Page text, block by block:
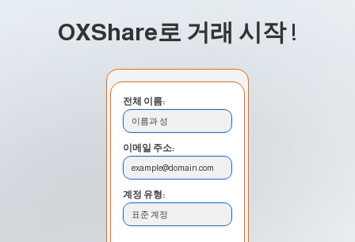
OXShare로 거래 시작!
전체 이름:
이름과 성
이메일 주소:
example@domain.com
계정 유형:
표준 계정